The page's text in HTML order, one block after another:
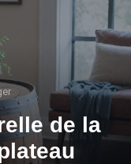
de la